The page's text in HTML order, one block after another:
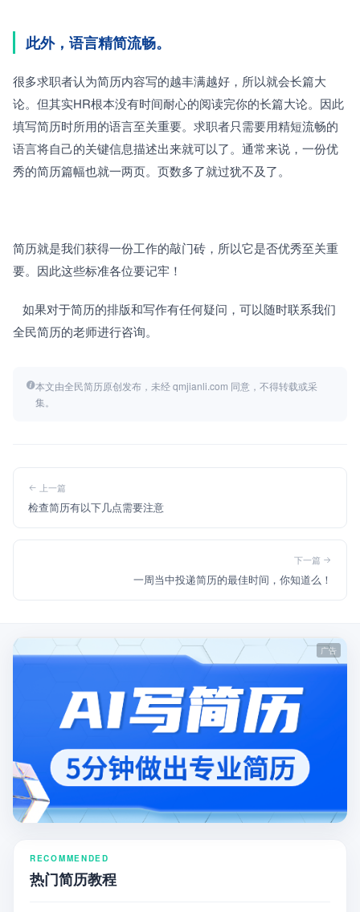
此外，语言精简流畅。
很多求职者认为简历内容写的越丰满越好，所以就会长篇大
论。但其实HR根本没有时间耐心的阅读完你的长篇大论。因此
填写简历时所用的语言至关重要。求职者只需要用精短流畅的
语言将自己的关键信息描述出来就可以了。通常来说，一份优
秀的简历篇幅也就一两页。页数多了就过犹不及了。
简历就是我们获得一份工作的敲门砖，所以它是否优秀至关重
要。因此这些标准各位要记牢！
全民简历的老师进行咨询。
本文由全民简历原创发布，未经 qmjianli.com 同意，不得转载或采
集。
上一篇
检查简历有以下几点需要注意
下一篇
一周当中投递简历的最佳时间，你知道么！
RECOMMENDED
热门简历教程